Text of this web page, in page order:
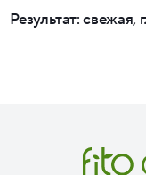
Результат: свежая,